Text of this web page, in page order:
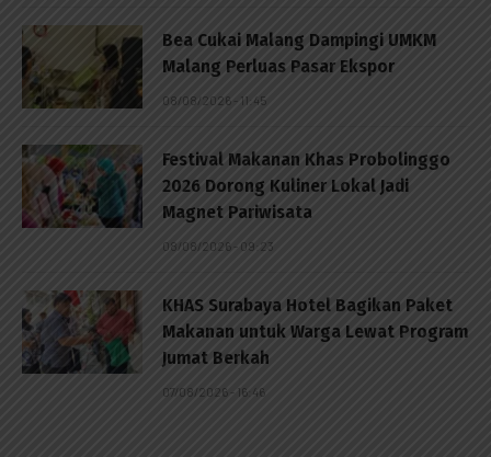
Bea Cukai Malang Dampingi UMKM
Malang Perluas Pasar Ekspor
08/08/2026 - 11:45
Festival Makanan Khas Probolinggo
2026 Dorong Kuliner Lokal Jadi
Magnet Pariwisata
08/08/2026 - 09:23
KHAS Surabaya Hotel Bagikan Paket
Makanan untuk Warga Lewat Program
Jumat Berkah
07/08/2026 - 16:46